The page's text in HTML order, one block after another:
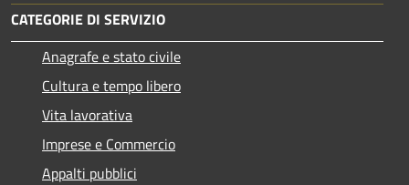
CATEGORIE DI SERVIZIO
Anagrafe e stato civile
Cultura e tempo libero
Vita lavorativa
Imprese e Commercio
Appalti pubblici